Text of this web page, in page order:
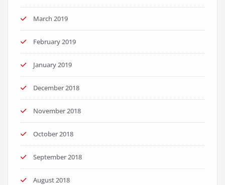
March 2019
February 2019
January 2019
December 2018
November 2018
October 2018
September 2018
August 2018